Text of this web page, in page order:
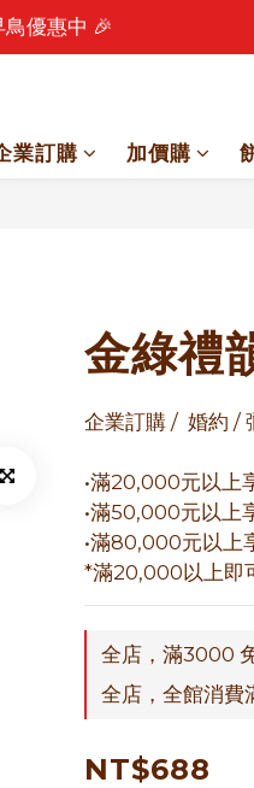
優惠中 🎉
優惠中 🎉
業訂購 加價購
金綠禮
企業訂購 /  婚約 /
•滿20,000元以上
•滿50,000元以上
•滿80,000元以上
*滿20,000以上即
全店，滿3000
全店，全館消費
NT$688